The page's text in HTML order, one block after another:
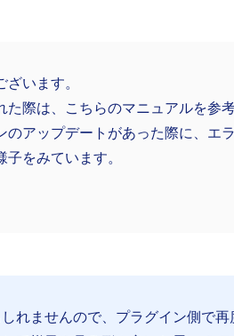
います。
た際は、こちらのマニュアルを参
のアップデートがあった際に、エ
をみています。
れませんので、プラグイン側で